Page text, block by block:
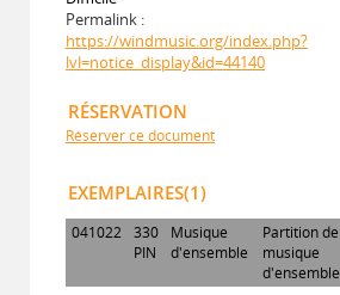
Permalink :
https://windmusic.org/index.php?
lvl=notice_display&id=44140
RÉSERVATION
Réserver ce document
EXEMPLAIRES(1)
041022 330
PIN
Musique
d'ensemble
Partition de
musique
d'ensemble